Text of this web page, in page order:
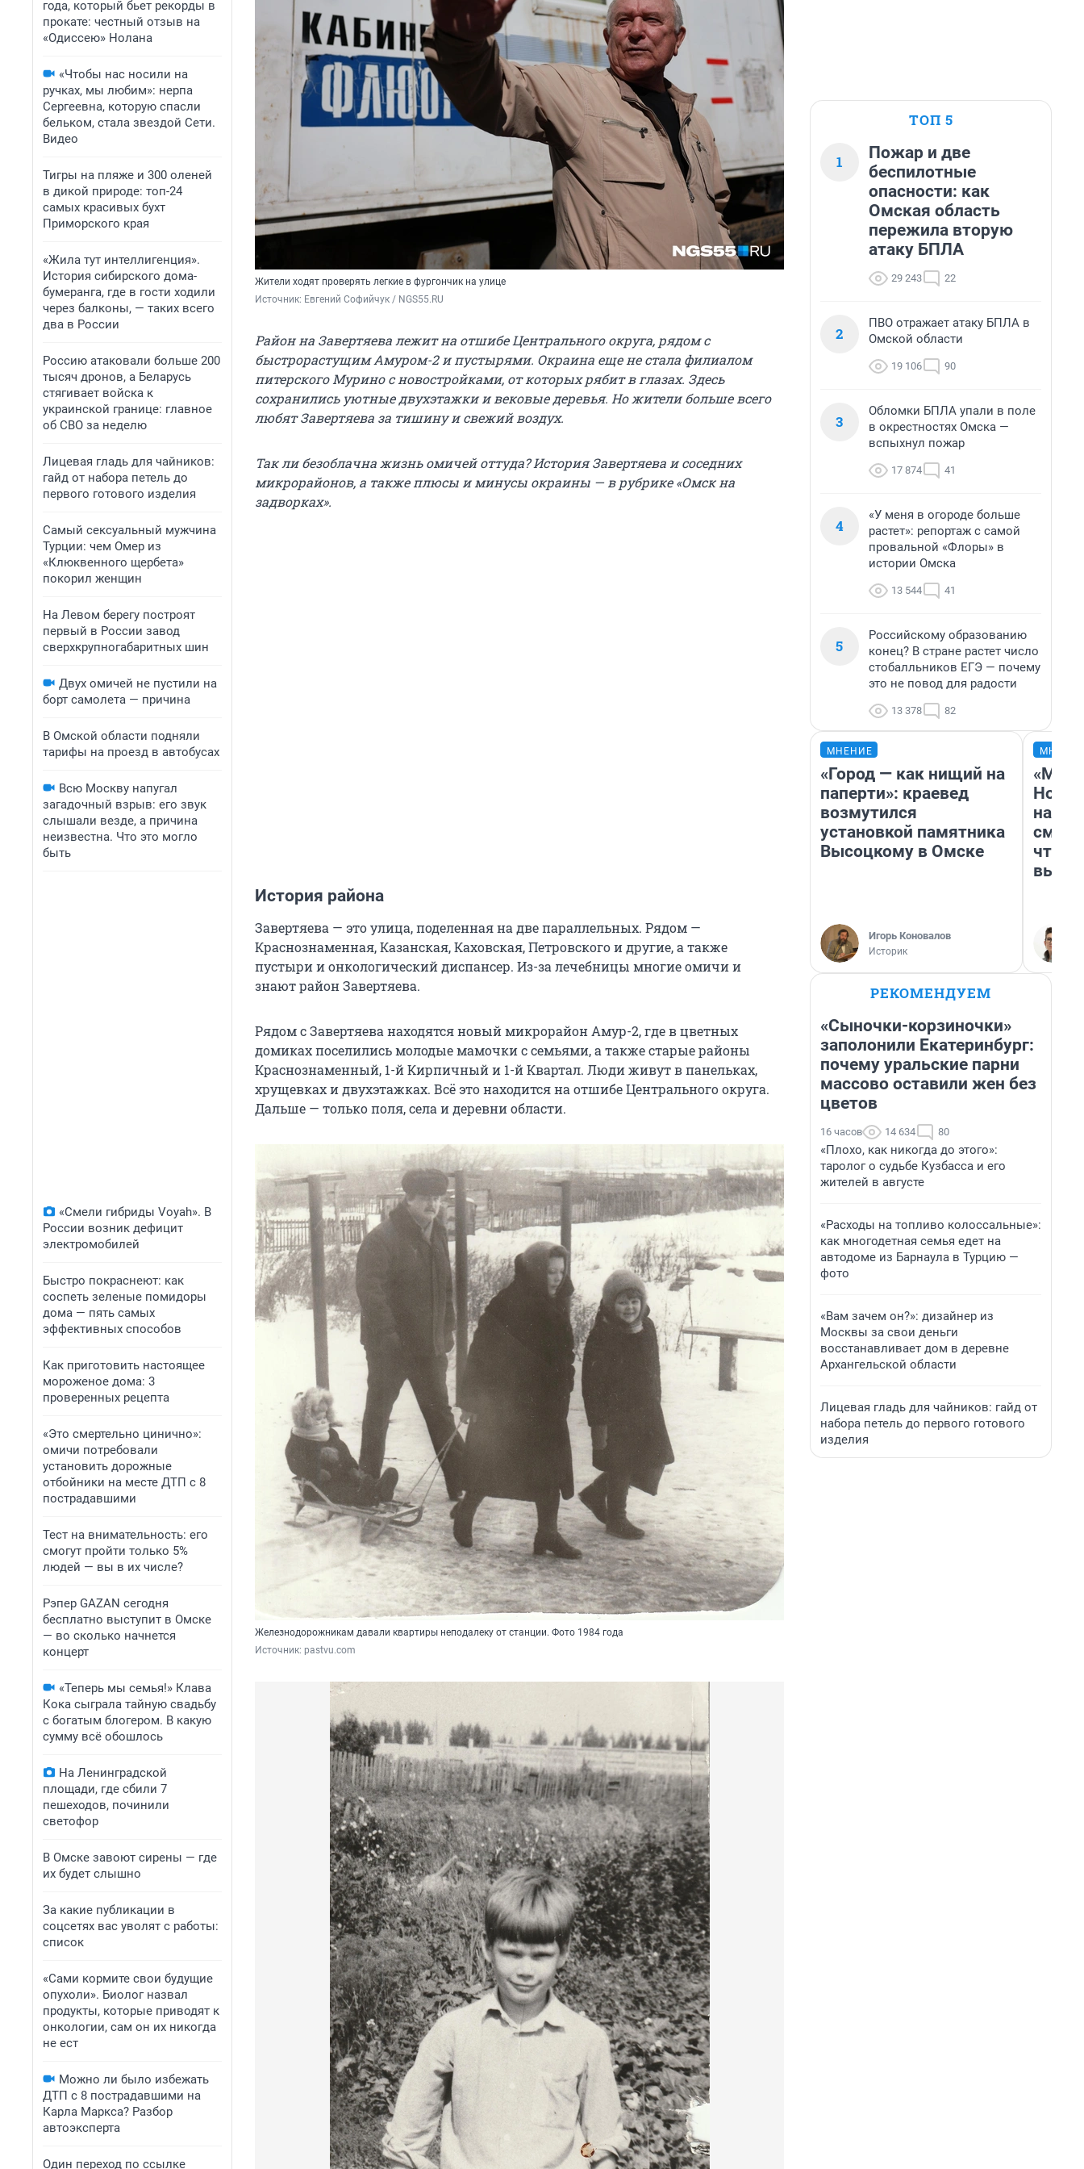
года, который бьет рекорды в
прокате: честный отзыв на
«Одиссею» Нолана
«Чтобы нас носили на
ручках, мы любим»: нерпа
Сергеевна, которую спасли
бельком, стала звездой Сети.
Видео
Тигры на пляже и 300 оленей
в дикой природе: топ-24
самых красивых бухт
Приморского края
«Жила тут интеллигенция».
История сибирского дома-
бумеранга, где в гости ходили
через балконы, — таких всего
два в России
Россию атаковали больше 200
тысяч дронов, а Беларусь
стягивает войска к
украинской границе: главное
об СВО за неделю
Лицевая гладь для чайников:
гайд от набора петель до
первого готового изделия
Самый сексуальный мужчина
Турции: чем Омер из
«Клюквенного щербета»
покорил женщин
На Левом берегу построят
первый в России завод
сверхкрупногабаритных шин
Двух омичей не пустили на
борт самолета — причина
В Омской области подняли
тарифы на проезд в автобусах
Всю Москву напугал
загадочный взрыв: его звук
слышали везде, а причина
неизвестна. Что это могло
быть
«Смели гибриды Voyah». В
России возник дефицит
электромобилей
Быстро покраснеют: как
соспеть зеленые помидоры
дома — пять самых
эффективных способов
Как приготовить настоящее
мороженое дома: 3
проверенных рецепта
«Это смертельно цинично»:
омичи потребовали
установить дорожные
отбойники на месте ДТП с 8
пострадавшими
Тест на внимательность: его
смогут пройти только 5%
людей — вы в их числе?
Рэпер GAZAN сегодня
бесплатно выступит в Омске
— во сколько начнется
концерт
«Теперь мы семья!» Клава
Кока сыграла тайную свадьбу
с богатым блогером. В какую
сумму всё обошлось
На Ленинградской
площади, где сбили 7
пешеходов, починили
светофор
В Омске завоют сирены — где
их будет слышно
За какие публикации в
соцсетях вас уволят с работы:
список
«Сами кормите свои будущие
опухоли». Биолог назвал
продукты, которые приводят к
онкологии, сам он их никогда
не ест
Можно ли было избежать
ДТП с 8 пострадавшими на
Карла Маркса? Разбор
автоэксперта
Один переход по ссылке
Жители ходят проверять легкие в фургончик на улице
Источник: Евгений Софийчук / NGS55.RU
Район на Завертяева лежит на отшибе Центрального округа, рядом с
быстрорастущим Амуром-2 и пустырями. Окраина еще не стала филиалом
питерского Мурино с новостройками, от которых рябит в глазах. Здесь
сохранились уютные двухэтажки и вековые деревья. Но жители больше всего
любят Завертяева за тишину и свежий воздух.
Так ли безоблачна жизнь омичей оттуда? История Завертяева и соседних
микрорайонов, а также плюсы и минусы окраины — в рубрике «Омск на
задворках».
История района
Завертяева — это улица, поделенная на две параллельных. Рядом —
Краснознаменная, Казанская, Каховская, Петровского и другие, а также
пустыри и онкологический диспансер. Из-за лечебницы многие омичи и
знают район Завертяева.
Рядом с Завертяева находятся новый микрорайон Амур-2, где в цветных
домиках поселились молодые мамочки с семьями, а также старые районы
Краснознаменный, 1-й Кирпичный и 1-й Квартал. Люди живут в панельках,
хрущевках и двухэтажках. Всё это находится на отшибе Центрального округа.
Дальше — только поля, села и деревни области.
Железнодорожникам давали квартиры неподалеку от станции. Фото 1984 года
Источник: pastvu.com
ТОП 5
1
Пожар и две
беспилотные
опасности: как
Омская область
пережила вторую
атаку БПЛА
29 243 22
2
ПВО отражает атаку БПЛА в
Омской области
19 106 90
3
Обломки БПЛА упали в поле
в окрестностях Омска —
вспыхнул пожар
17 874 41
4
«У меня в огороде больше
растет»: репортаж с самой
провальной «Флоры» в
истории Омска
13 544 41
5
Российскому образованию
конец? В стране растет число
стобалльников ЕГЭ — почему
это не повод для радости
13 378 82
МНЕНИЕ
«Город — как нищий на
паперти»: краевед
возмутился
установкой памятника
Высоцкому в Омске
Игорь Коновалов
Историк
«Мы
РЕКОМЕНДУЕМ
«Сыночки-корзиночки»
заполонили Екатеринбург:
почему уральские парни
массово оставили жен без
цветов
16 часов 14 634 80
«Плохо, как никогда до этого»:
таролог о судьбе Кузбасса и его
жителей в августе
«Расходы на топливо колоссальные»:
как многодетная семья едет на
автодоме из Барнаула в Турцию —
фото
«Вам зачем он?»: дизайнер из
Москвы за свои деньги
восстанавливает дом в деревне
Архангельской области
Лицевая гладь для чайников: гайд от
набора петель до первого готового
изделия